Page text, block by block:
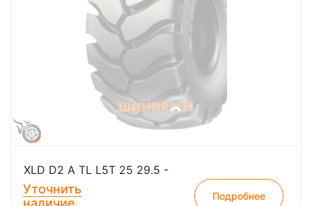
XLD D2 A TL L5T 25 29.5 -
Уточнить
наличие
Подробнее